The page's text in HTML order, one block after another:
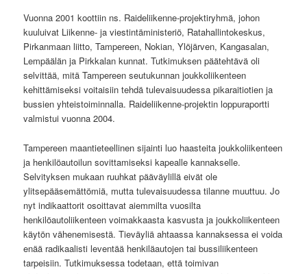
Vuonna 2001 koottiin ns. Raideliikenne-projektiryhmä, johon
kuuluivat Liikenne- ja viestintäministeriö, Ratahallintokeskus,
Pirkanmaan liitto, Tampereen, Nokian, Ylöjärven, Kangasalan,
Lempäälän ja Pirkkalan kunnat. Tutkimuksen päätehtävä oli
selvittää, mitä Tampereen seutukunnan joukkoliikenteen
kehittämiseksi voitaisiin tehdä tulevaisuudessa pikaraitiotien ja
bussien yhteistoiminnalla. Raideliikenne-projektin loppuraportti
valmistui vuonna 2004.
Tampereen maantieteellinen sijainti luo haasteita joukkoliikenteen
ja henkilöautoilun sovittamiseksi kapealle kannakselle.
Selvityksen mukaan ruuhkat pääväylillä eivät ole
ylitsepääsemättömiä, mutta tulevaisuudessa tilanne muuttuu. Jo
nyt indikaattorit osoittavat aiemmilta vuosilta
henkilöautoliikenteen voimakkaasta kasvusta ja joukkoliikenteen
käytön vähenemisestä. Tieväyliä ahtaassa kannaksessa ei voida
enää radikaalisti leventää henkiläautojen tai bussiliikenteen
tarpeisiin. Tutkimuksessa todetaan, että toimivan